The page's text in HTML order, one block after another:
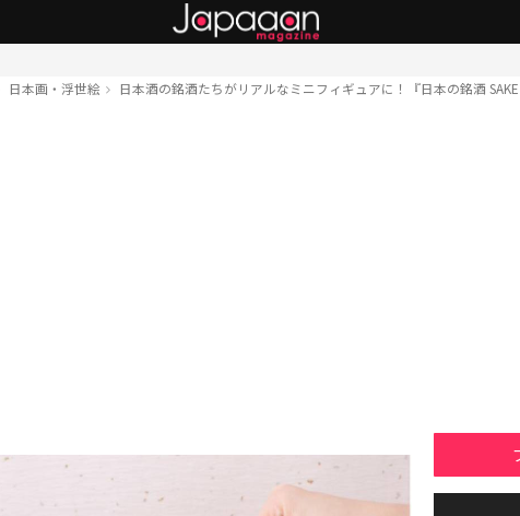
日本画・浮世絵 日本酒の銘酒たちがリアルなミニフィギュアに！『日本の銘酒